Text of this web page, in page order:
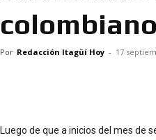
Por Redacción Itagüí Hoy - 17
Luego de que a inicios del mes de